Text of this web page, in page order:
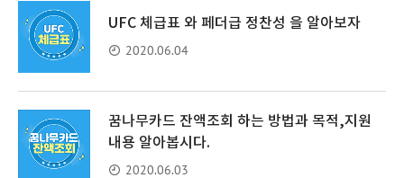
UFC 체급표 와 페더급 정찬성 을 알아보자
2020.06.04
꿈나무카드 잔액조회 하는 방법과 목적,지원
내용 알아봅시다.
2020.06.03